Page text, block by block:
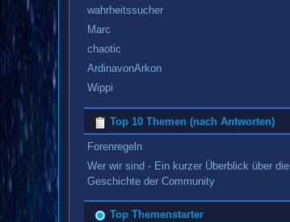
wahrheitssucher
Marc
chaotic
ArdinavonArkon
Wippi
Top 10 Themen (nach Antworten)
Forenregeln
Wer wir sind - Ein kurzer Überblick über die
Geschichte der Community
Top Themenstarter